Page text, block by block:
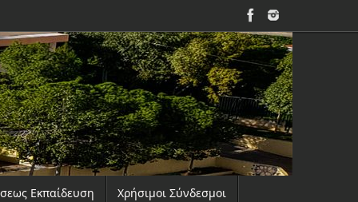
Εκπαίδευση Χρήσιμοι Σύνδεσμοι